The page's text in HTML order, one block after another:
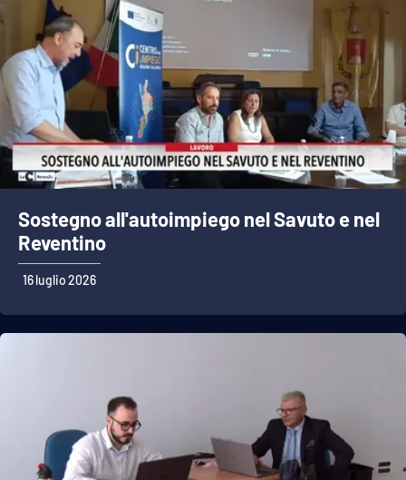
Sostegno all'autoimpiego nel Savuto e nel
Reventino
16 luglio 2026